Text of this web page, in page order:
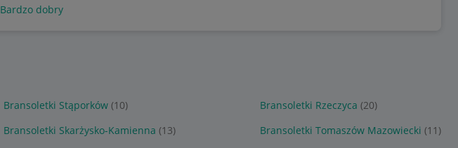
Bardzo dobry
Bransoletki Stąporków (10) Bransoletki Rzeczyca (20)
Bransoletki Skarżysko-Kamienna (13) Bransoletki Tomaszów Mazowiecki (11)